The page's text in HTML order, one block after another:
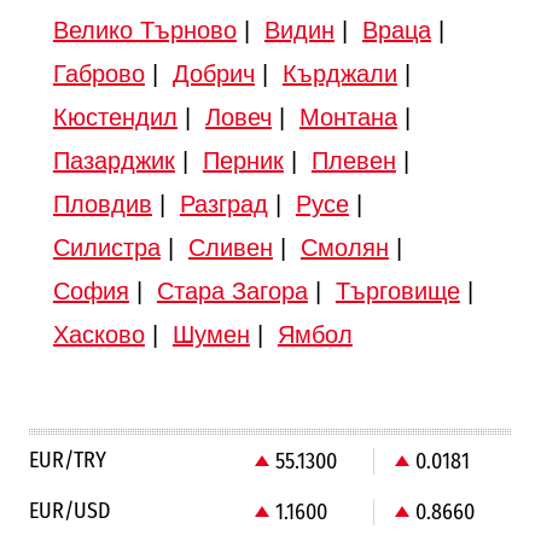
Велико Търново| Видин Враца|
Габрово| Добрич Кърджали
Кюстендил
Ловеч Монтана|
Пазарджик| Перник| Плевен
Пловдив
Разград Русе|
Силистра| Сливен Смолян
София
Стара Загора| Търговище|
Хасково| Шумен Ямбол
EUR/TRY 55.1300
0.0181
EUR/USD
1.1600 0.8660